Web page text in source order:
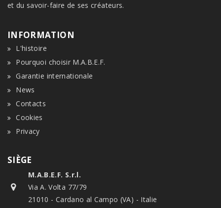
et du savoir-faire de ses créateurs.
INFORMATION
L'histoire
Pourquoi choisir M.A.B.E.F.
Garantie internationale
News
Contacts
Cookies
Privacy
SIÈGE
M.A.B.E.F. S.r.l.
Via A. Volta 77/79
21010 - Cardano al Campo (VA) - Italie